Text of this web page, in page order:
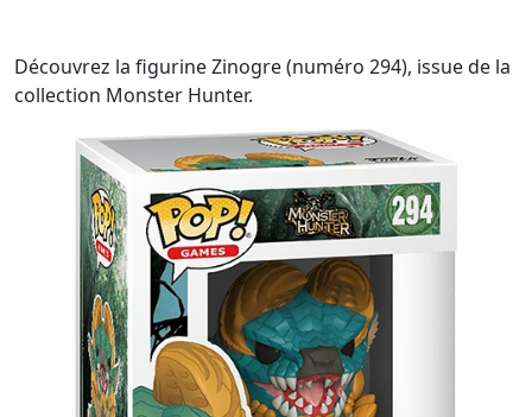
Découvrez la figurine Zinogre (numéro 294), issue de la
collection Monster Hunter.